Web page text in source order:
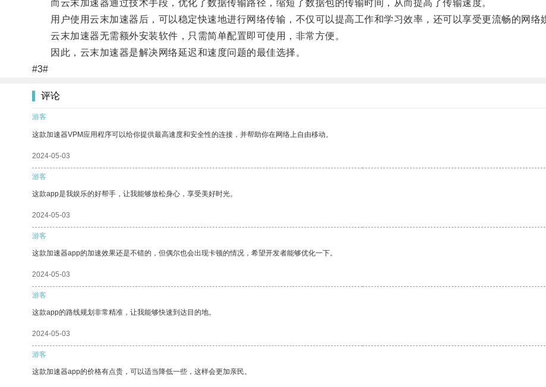
而云末加速器通过技术手段，优化了数据传输路径，缩短了数据包的传输时间，从而提高了传输速度。
用户使用云末加速器后，可以稳定快速地进行网络传输，不仅可以提高工作和学习效率，还可以享受更流畅的网络
云末加速器无需额外安装软件，只需简单配置即可使用，非常方便。
因此，云末加速器是解决网络延迟和速度问题的最佳选择。
#3#
评论
游客
这款加速器VPM应用程序可以给你提供最高速度和安全性的连接，并帮助你在网络上自由移动。
2024-05-03
游客
这款app是我娱乐的好帮手，让我能够放松身心，享受美好时光。
2024-05-03
游客
这款加速器app的加速效果还是不错的，但偶尔也会出现卡顿的情况，希望开发者能够优化一下。
2024-05-03
游客
这款app的路线规划非常精准，让我能够快速到达目的地。
2024-05-03
游客
这款加速器app的价格有点贵，可以适当降低一些，这样会更加亲民。